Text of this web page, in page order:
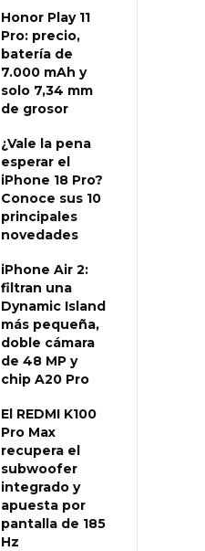
Honor Play 11
Pro: precio,
batería de
7.000 mAh y
solo 7,34 mm
de grosor
¿Vale la pena
esperar el
iPhone 18 Pro?
Conoce sus 10
principales
novedades
iPhone Air 2:
filtran una
Dynamic Island
más pequeña,
doble cámara
de 48 MP y
chip A20 Pro
El REDMI K100
Pro Max
recupera el
subwoofer
integrado y
apuesta por
pantalla de 185
Hz